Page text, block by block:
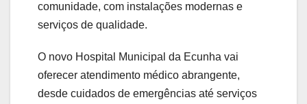
comunidade, com instalações modernas e
serviços de qualidade.
O novo Hospital Municipal da Ecunha vai
oferecer atendimento médico abrangente,
desde cuidados de emergências até serviços